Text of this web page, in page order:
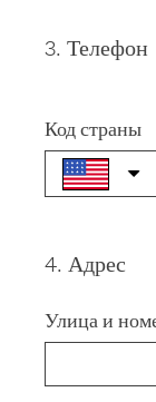
Question
3. Телефон
Код страны
Question
4. Адрес
Улица и